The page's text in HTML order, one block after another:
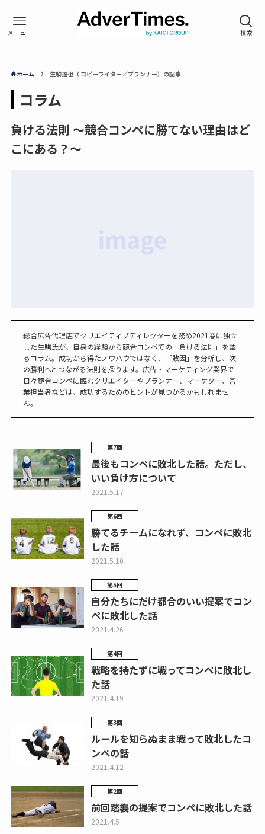
ホーム 生駒達也（ コピーライター／プランナー）の記事
コラム
負ける法則 ～競合コンペに勝てない理由はど
こにある？～
総合広告代理店でクリエイティブディレクターを務め2021春に独立
した生駒氏が、自身の経験から競合コンペでの「負ける法則」を語
るコラム。成功から得たノウハウではなく、「敗因」を分析し、次
の勝利へとつながる法則を探ります。広告・マーケティング業界で
日々競合コンペに臨むクリエイターやプランナー、マーケター、営
業担当者などは、成功するためのヒントが見つかるかもしれませ
ん。
第7回
最後もコンペに敗北した話。ただし、
いい負け方について
2021.5.17
第6回
勝てるチームになれず、コンペに敗北
した話
2021.5.10
第5回
自分たちにだけ都合のいい提案でコン
ペに敗北した話
2021.4.26
第4回
戦略を持たずに戦ってコンペに敗北し
た話
2021.4.19
第3回
ルールを知らぬまま戦って敗北したコ
ンペの話
2021.4.12
第2回
前回踏襲の提案でコンペに敗北した話
2021.4.5